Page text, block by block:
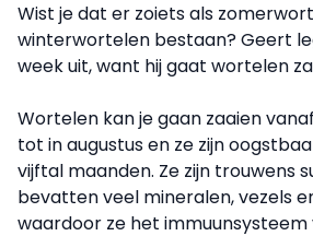
Wist je dat er zoiets als
winterwortelen bestaan? Geert
week uit, want hij gaat wortelen
Wortelen kan je gaan zaaien
tot in augustus en ze zijn
vijftal maanden. Ze zijn trouwens
bevatten veel mineralen, vezels
waardoor ze het